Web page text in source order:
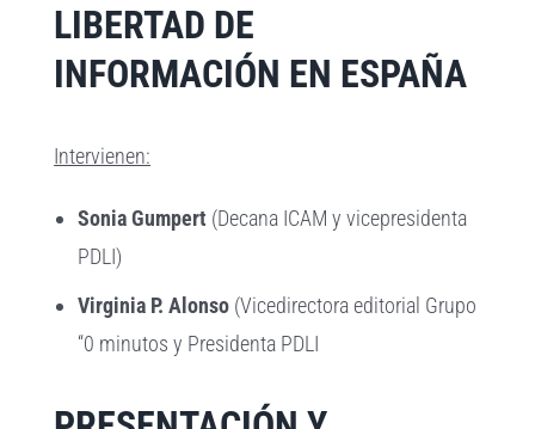
LIBERTAD DE
INFORMACIÓN EN ESPAÑA
Intervienen:
Sonia Gumpert (Decana ICAM y vicepresidenta
PDLI)
Virginia P. Alonso (Vicedirectora editorial Grupo
“0 minutos y Presidenta PDLI